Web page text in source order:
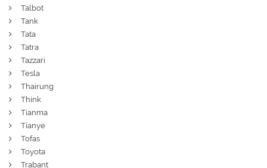
Talbot
Tank
Tata
Tatra
Tazzari
Tesla
Thairung
Think
Tianma
Tianye
Tofas
Toyota
Trabant